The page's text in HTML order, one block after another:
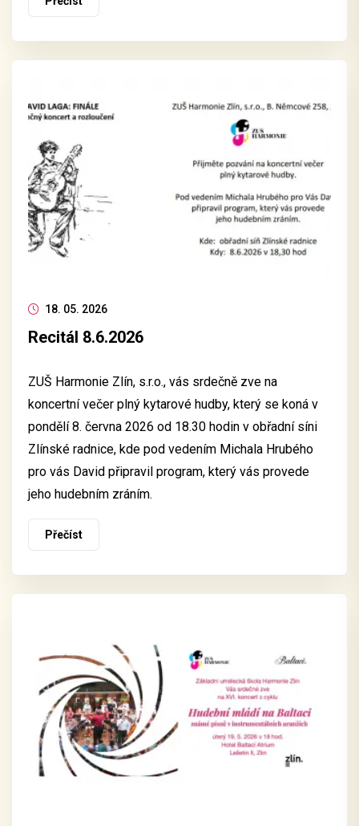
18. 05. 2026
Recitál 8.6.2026
ZUŠ Harmonie Zlín, s.r.o., vás srdečně zve na
koncertní večer plný kytarové hudby, který se koná v
pondělí 8. června 2026 od 18.30 hodin v obřadní síni
Zlínské radnice, kde pod vedením Michala Hrubého
pro vás David připravil program, který vás provede
jeho hudebním zráním.
Přečíst